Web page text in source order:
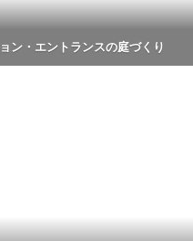
ン・エントランスの庭づくり